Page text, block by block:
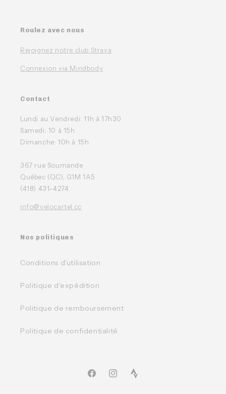
Roulez avec nous
Rejoignez notre club Strava
Connexion via Mindbody
Contact
Lundi au Vendredi: 11h à 17h30
Samedi: 10 à 15h
Dimanche: 10h à 15h
367 rue Soumande
Québec (QC), G1M 1A5
(418) 431-4274
info@velocartel.cc
Nos politiques
Conditions d'utilisation
Politique d'expédition
Politique de remboursement
Politique de confidentialité
FacebookInstagramTikTok